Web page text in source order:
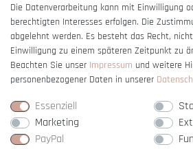
Vertrag
Die Datenverarbeitung kann mit Einwilligung
berechtigten Interesses erfolgen. Die
abgelehnt werden. Es besteht das Recht,
Einwilligung zu einem späteren Zeitpunkt zu
Beachten Sie unser Impressum und weitere
personenbezogener Daten in unserer
Essenziell
Marketing
PayPal